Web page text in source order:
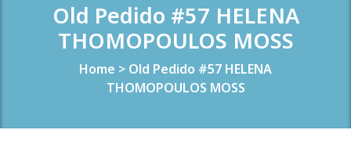
Old Pedido #57 HELENA
THOMOPOULOS MOSS
Home > Old Pedido #57 HELENA
THOMOPOULOS MOSS